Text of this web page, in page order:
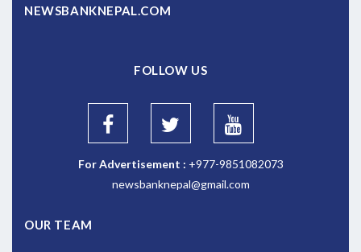
NEWSBANKNEPAL.COM
FOLLOW US
For Advertisement : +977-9851082073
newsbanknepal@gmail.com
OUR TEAM